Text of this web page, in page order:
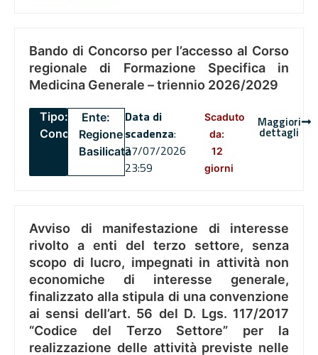
Bando di Concorso per l’accesso al Corso
regionale di Formazione Specifica in
Medicina Generale – triennio 2026/2029
Tipo:
Concorsi
Ente:
Regione
Basilicata
Data di
scadenza:
27/07/2026
23:59
Scaduto
da:
12
giorni
Maggiori
dettagli
Avviso di manifestazione di interesse
rivolto a enti del terzo settore, senza
scopo di lucro, impegnati in attività non
economiche di interesse generale,
finalizzato alla stipula di una convenzione
ai sensi dell’art. 56 del D. Lgs. 117/2017
“Codice del Terzo Settore” per la
realizzazione delle attività previste nelle